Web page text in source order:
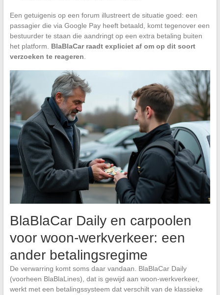
Een getuigenis op een forum illustreert de situatie goed: een
passagier die via Google Pay heeft betaald, komt tegenover een
bestuurder te staan die aandringt op een extra betaling buiten
het platform. BlaBlaCar raadt expliciet af om op dit soort
verzoeken te reageren
BlaBlaCar Daily en carpoolen
voor woon-werkverkeer: een
ander betalingsregime
De verwarring komt soms daar vandaan. BlaBlaCar Daily
(voorheen BlaBlaLines), dat is gewijd aan woon-werkverkeer,
werkt met een betalingssysteem dat verschilt van de klassieke